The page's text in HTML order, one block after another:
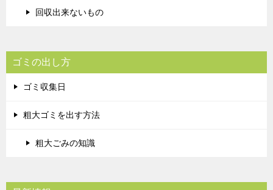
回収出来ないもの
ゴミの出し方
ゴミ収集日
粗大ゴミを出す方法
粗大ごみの知識